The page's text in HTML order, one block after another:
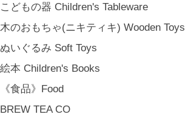
こどもの器 Children's Tableware
木のおもちゃ(ニキティキ) Wooden Toys
ぬいぐるみ Soft Toys
絵本 Children's Books
《食品》Food
BREW TEA CO